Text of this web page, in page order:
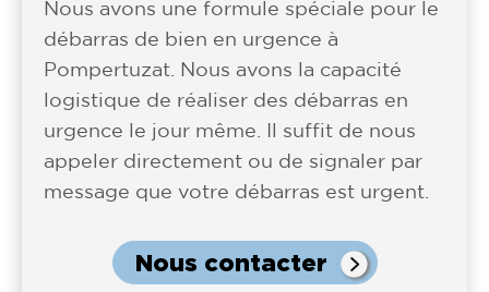
Nous avons une formule spéciale pour le
débarras de bien en urgence à
Pompertuzat. Nous avons la capacité
logistique de réaliser des débarras en
urgence le jour même. Il suffit de nous
appeler directement ou de signaler par
message que votre débarras est urgent.
Nous contacter